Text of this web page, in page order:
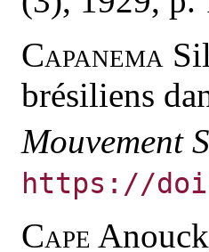
Capanema
brésiliens
Mouvement
https://
Cape